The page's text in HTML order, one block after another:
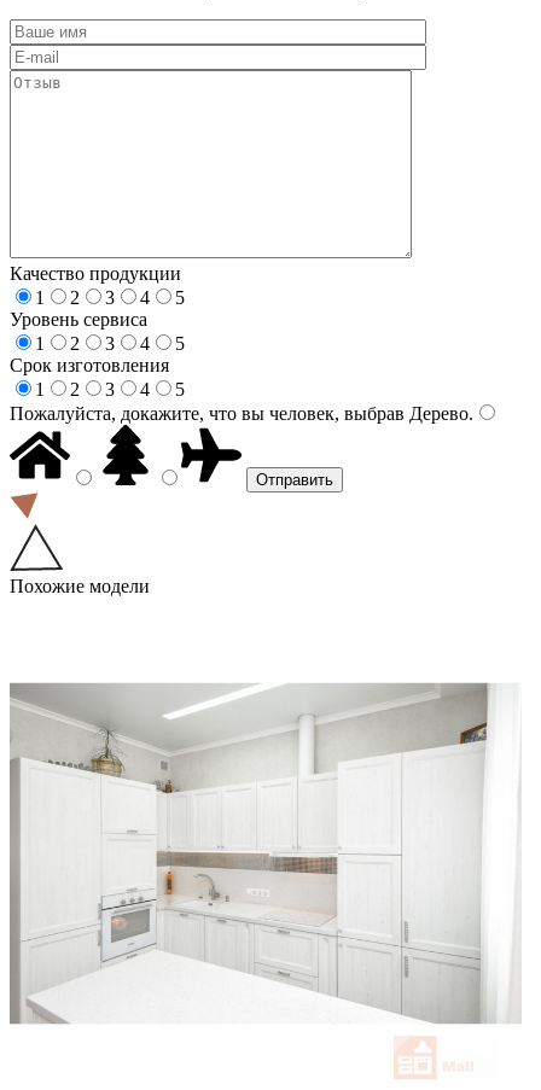
Качество продукции
1
2 3 4
5
Уровень сервиса
1
2 3 4
5
Срок изготовления
1
2 3 4
5
Пожалуйста, докажите, что вы человек, выбрав Дерево.
Похожие модели